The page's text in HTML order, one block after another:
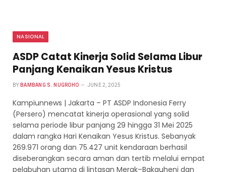
NASIONAL
ASDP Catat Kinerja Solid Selama Libur
Panjang Kenaikan Yesus Kristus
BY BAMBANG S. NUGROHO JUNE 2, 2025
Kampiunnews | Jakarta – PT ASDP Indonesia Ferry
(Persero) mencatat kinerja operasional yang solid
selama periode libur panjang 29 hingga 31 Mei 2025
dalam rangka Hari Kenaikan Yesus Kristus. Sebanyak
269.971 orang dan 75.427 unit kendaraan berhasil
diseberangkan secara aman dan tertib melalui empat
pelabuhan utama di lintasan Merak–Bakauheni dan